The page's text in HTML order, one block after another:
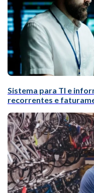
Sistema para TI e
recorrentes e